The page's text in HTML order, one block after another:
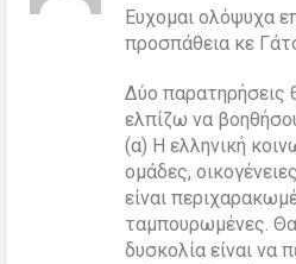
Ευχομαι ολόψυχα
προσπάθεια κε
Δύο παρατηρήσεις
ελπίζω να
(α) Η ελληνική
ομάδες,
είναι
ταμπουρωμένες.
δυσκολία είναι να